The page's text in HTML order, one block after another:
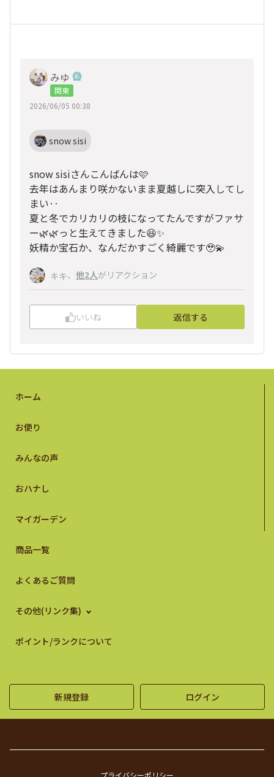
みゆ‪
関東
2026/06/05 00:38
snow sisi
snow sisiさんこんばんは🩷
去年はあんまり咲かないまま夏越しに突入してし
まい‥
夏と冬でカリカリの枝になってたんですがファサ
ー🌿🌿っと生えてきました😆✨
妖精か宝石か、なんだかすごく綺麗です🥹💫
キキ、 他2人がリアクション
いいね 返信する
ホーム
お便り
みんなの声
おハナし
マイガーデン
商品一覧
よくあるご質問
その他(リンク集)
ポイント/ランクについて
新規登録 ログイン